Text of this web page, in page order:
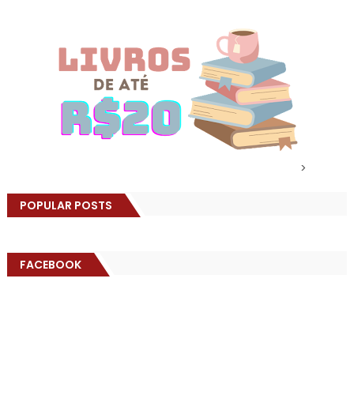
>
POPULAR POSTS
FACEBOOK